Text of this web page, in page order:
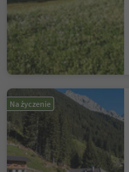
Na życzenie